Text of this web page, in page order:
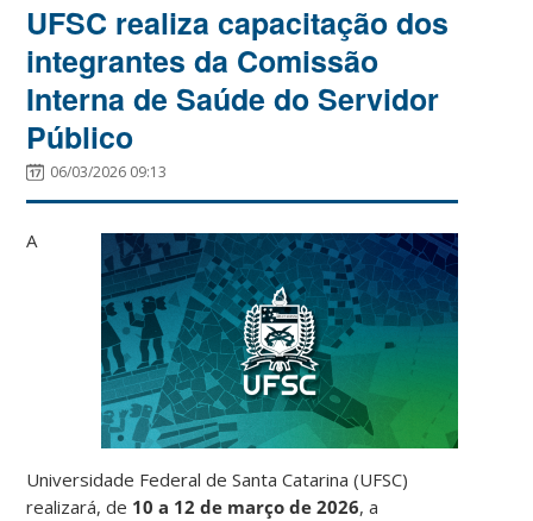
UFSC realiza capacitação dos
integrantes da Comissão
Interna de Saúde do Servidor
Público
06/03/2026 09:13
A
Universidade Federal de Santa Catarina (UFSC)
realizará, de 10 a 12 de março de 2026, a